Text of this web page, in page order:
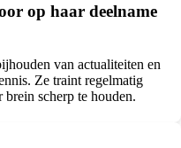
op haar deelname
van actualiteiten en
Ze traint regelmatig
brein scherp te houden.